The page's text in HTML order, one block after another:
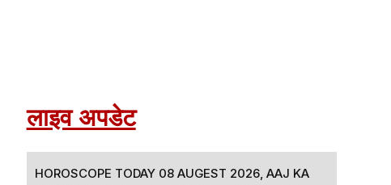
लाइव अपडेट
HOROSCOPE TODAY 08 AUGEST 2026, AAJ KA